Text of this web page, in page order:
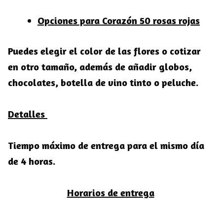
Opciones para Corazón 50 rosas rojas
Puedes elegir el color de las flores o cotizar
en otro tamaño, además de añadir globos,
chocolates, botella de vino tinto o peluche.
Detalles
Tiempo máximo de entrega para el mismo día
de 4 horas.
Horarios de entrega